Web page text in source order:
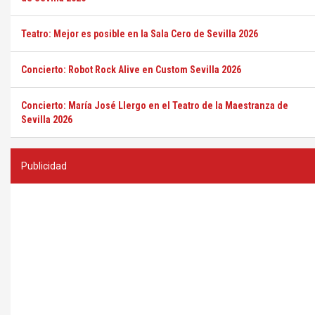
Teatro: Mejor es posible en la Sala Cero de Sevilla 2026
Concierto: Robot Rock Alive en Custom Sevilla 2026
Concierto: María José Llergo en el Teatro de la Maestranza de
Sevilla 2026
Publicidad